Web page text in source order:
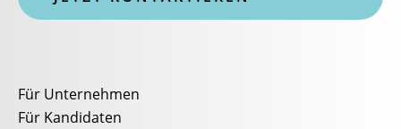
Für Unternehmen
Für Kandidaten